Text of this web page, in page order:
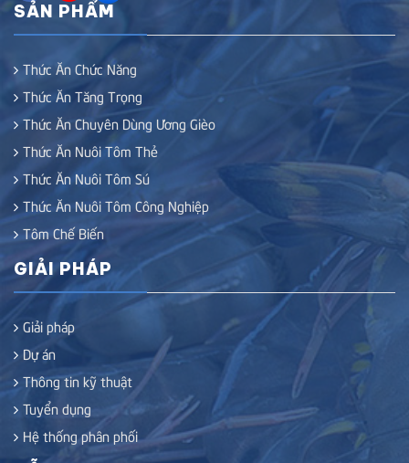
SẢN PHẨM
Thức Ăn Chức Năng
Thức Ăn Tăng Trọng
Thức Ăn Chuyên Dùng Ương Gièo
Thức Ăn Nuôi Tôm Thẻ
Thức Ăn Nuôi Tôm Sú
Thức Ăn Nuôi Tôm Công Nghiệp
Tôm Chế Biến
GIẢI PHÁP
Giải pháp
Dự án
Thông tin kỹ thuật
Tuyển dụng
Hệ thống phân phối